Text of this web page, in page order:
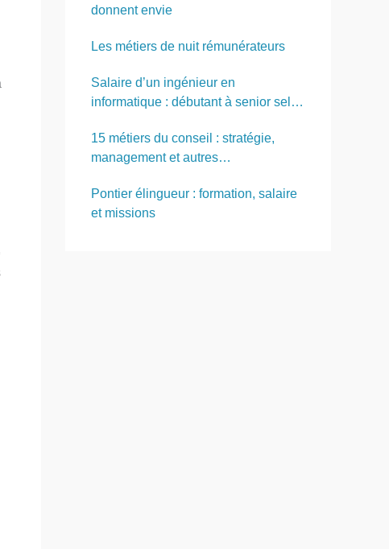
donnent envie
Les métiers de nuit rémunérateurs
Salaire d’un ingénieur en
informatique : débutant à senior selon
15 métiers du conseil : stratégie,
management et autres
Pontier élingueur : formation, salaire
et missions